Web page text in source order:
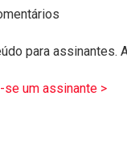
para assinantes.
se um assinante >